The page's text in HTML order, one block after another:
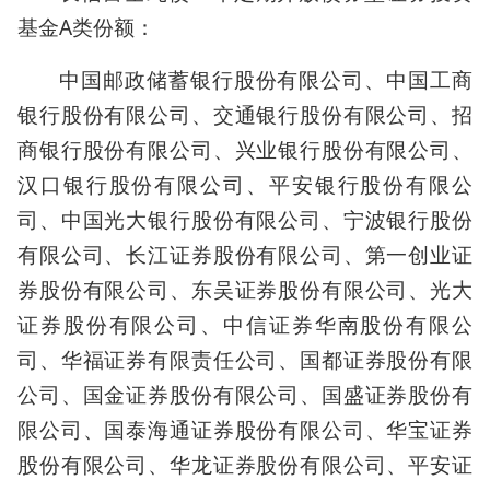
基金A类份额：
中国邮政储蓄银行股份有限公司、中国工商
银行股份有限公司、交通银行股份有限公司、招
商银行股份有限公司、兴业银行股份有限公司、
汉口银行股份有限公司、平安银行股份有限公
司、中国光大银行股份有限公司、宁波银行股份
有限公司、长江证券股份有限公司、第一创业证
券股份有限公司、东吴证券股份有限公司、光大
证券股份有限公司、中信证券华南股份有限公
司、华福证券有限责任公司、国都证券股份有限
公司、国金证券股份有限公司、国盛证券股份有
限公司、国泰海通证券股份有限公司、华宝证券
股份有限公司、华龙证券股份有限公司、平安证